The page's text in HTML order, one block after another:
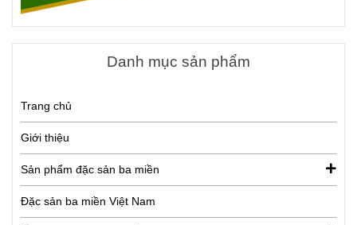
Danh mục sản phẩm
Trang chủ
Giới thiệu
Sản phẩm đặc sản ba miền
Đặc sản ba miền Việt Nam